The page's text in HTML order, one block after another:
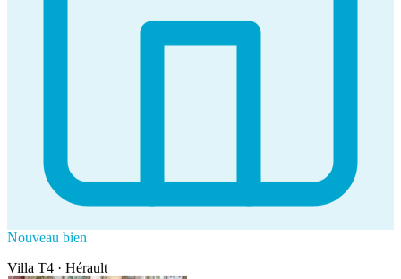
Appartement · 67 m² · 3 pièces
188 000 €
Nouveau bien
Villa T4 · Hérault